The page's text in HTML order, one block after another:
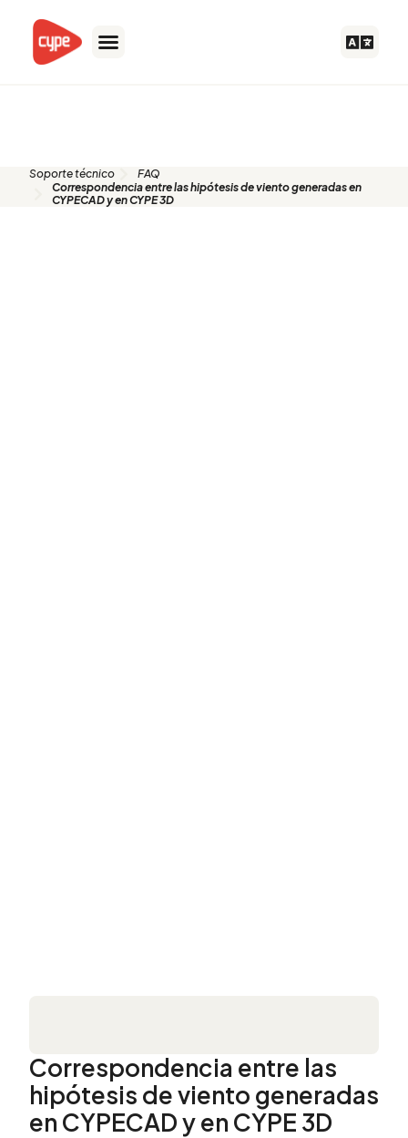
contenido
Soporte técnico
FAQ
Correspondencia entre las hipótesis de viento generadas en
CYPECAD y en CYPE 3D
Correspondencia entre las
hipótesis de viento generadas
en CYPECAD y en CYPE 3D